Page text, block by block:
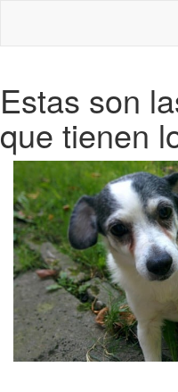
Estas son
que tienen